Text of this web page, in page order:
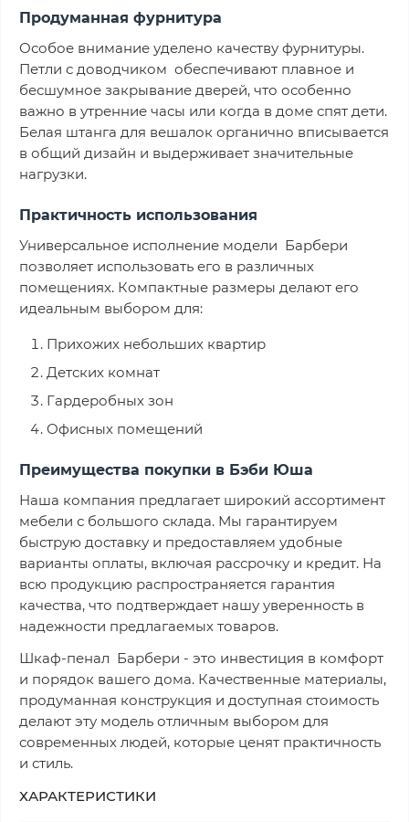
Продуманная фурнитура
Особое внимание уделено качеству фурнитуры.
Петли с доводчиком обеспечивают плавное и
бесшумное закрывание дверей, что особенно
важно в утренние часы или когда в доме спят дети.
Белая штанга для вешалок органично вписывается
в общий дизайн и выдерживает значительные
нагрузки.
Практичность использования
Универсальное исполнение модели Барбери
позволяет использовать его в различных
помещениях. Компактные размеры делают его
идеальным выбором для:
Прихожих небольших квартир
Детских комнат
Гардеробных зон
Офисных помещений
Преимущества покупки в Бэби Юша
Наша компания предлагает широкий ассортимент
мебели с большого склада. Мы гарантируем
быструю доставку и предоставляем удобные
варианты оплаты, включая рассрочку и кредит. На
всю продукцию распространяется гарантия
качества, что подтверждает нашу уверенность в
надежности предлагаемых товаров.
Шкаф-пенал Барбери - это инвестиция в комфорт
и порядок вашего дома. Качественные материалы,
продуманная конструкция и доступная стоимость
делают эту модель отличным выбором для
современных людей, которые ценят практичность
и стиль.
ХАРАКТЕРИСТИКИ